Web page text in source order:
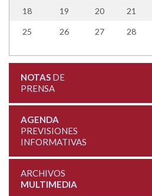
18 19 20 21
25 26 27 28
NOTASDE
PRENSA
AGENDA
PREVISIONES
INFORMATIVAS
ARCHIVOS
MULTIMEDIA